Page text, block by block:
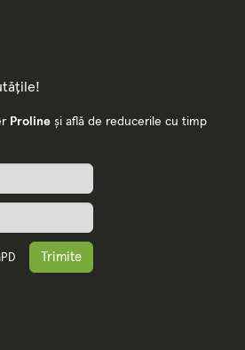
Proline și află de reducerile cu timp
Trimite